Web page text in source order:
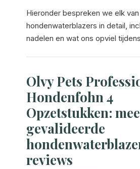
Hieronder bespreken we elk
hondenwaterblazers in detail,
nadelen en wat ons opviel
Olvy Pets
Hondenfohn 4
Opzetstukken:
gevalideerde
reviews